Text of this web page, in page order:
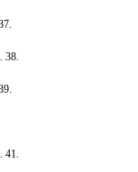
38.
41.